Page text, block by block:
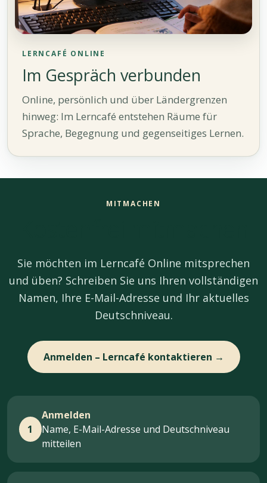
LERNCAFÉ ONLINE
Im Gespräch verbunden
Online, persönlich und über Ländergrenzen
hinweg: Im Lerncafé entstehen Räume für
Sprache, Begegnung und gegenseitiges Lernen.
MITMACHEN
Sie möchten im Lerncafé Online mitsprechen
und üben? Schreiben Sie uns Ihren vollständigen
Namen, Ihre E-Mail-Adresse und Ihr aktuelles
Deutschniveau.
Anmelden – Lerncafé kontaktieren →
1
Anmelden
Name, E-Mail-Adresse und Deutschniveau
mitteilen